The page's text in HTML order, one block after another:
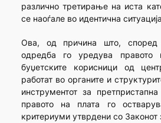
различно третирање на иста
се наоѓале во идентична
Ова, од причина што, според
одредба го уредува правото
буџетските корисници од
работат во органите и
инструментот за
правото на плата го
критериуми утврдени со Законот